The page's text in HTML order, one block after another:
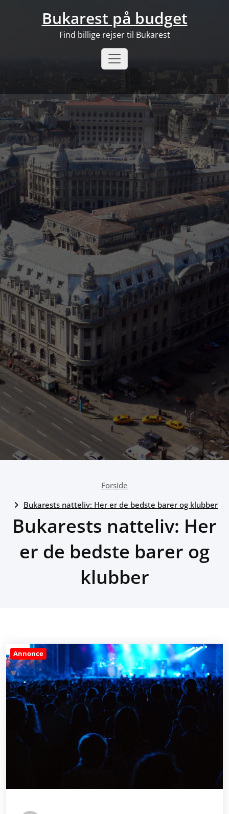
Bukarest på budget
Find billige rejser til Bukarest
Forside
Bukarests natteliv: Her er de bedste barer og klubber
Bukarests natteliv: Her
er de bedste barer og
klubber
Annonce